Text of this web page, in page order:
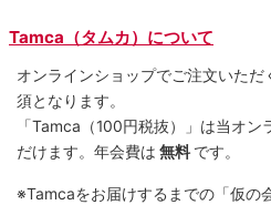
Tamca（タムカ）について
オンラインショップでご注⽂いた
須となります。
「Tamca （100円税抜）
」は当オン
だけます。 年会費は 無料 です。
※Tamcaをお届けするまでの「仮の